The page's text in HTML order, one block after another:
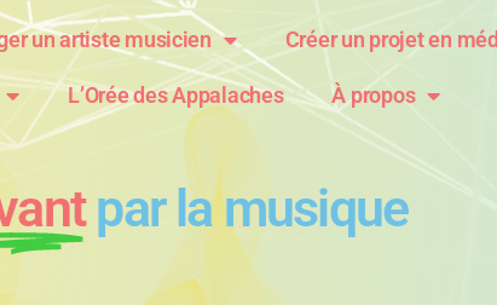
un artiste musicien Créer un projet en
L’Orée des Appalaches À propos
par la musique